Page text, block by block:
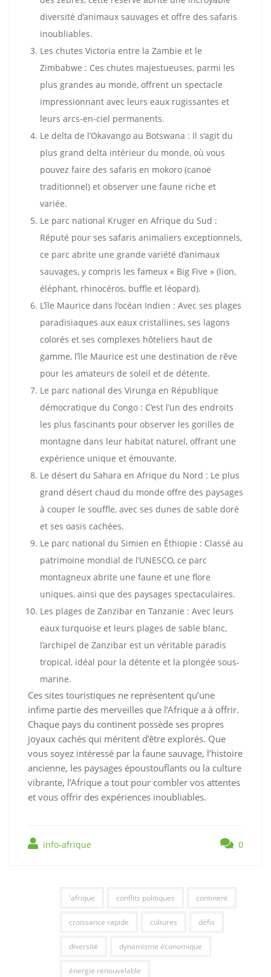
diversité d’animaux sauvages et offre des safaris
inoubliables.
Les chutes Victoria entre la Zambie et le
Zimbabwe : Ces chutes majestueuses, parmi les
plus grandes au monde, offrent un spectacle
impressionnant avec leurs eaux rugissantes et
leurs arcs-en-ciel permanents.
Le delta de l’Okavango au Botswana : Il s’agit du
plus grand delta intérieur du monde, où vous
pouvez faire des safaris en mokoro (canoë
traditionnel) et observer une faune riche et
variée.
Le parc national Kruger en Afrique du Sud :
Réputé pour ses safaris animaliers exceptionnels,
ce parc abrite une grande variété d’animaux
sauvages, y compris les fameux « Big Five » (lion,
éléphant, rhinocéros, buffle et léopard).
L’île Maurice dans l’océan Indien : Avec ses plages
paradisiaques aux eaux cristallines, ses lagons
colorés et ses complexes hôteliers haut de
gamme, l’île Maurice est une destination de rêve
pour les amateurs de soleil et de détente.
Le parc national des Virunga en République
démocratique du Congo : C’est l’un des endroits
les plus fascinants pour observer les gorilles de
montagne dans leur habitat naturel, offrant une
expérience unique et émouvante.
Le désert du Sahara en Afrique du Nord : Le plus
grand désert chaud du monde offre des paysages
à couper le souffle, avec ses dunes de sable doré
et ses oasis cachées.
Le parc national du Simien en Éthiopie : Classé au
patrimoine mondial de l’UNESCO, ce parc
montagneux abrite une faune et une flore
uniques, ainsi que des paysages spectaculaires.
Les plages de Zanzibar en Tanzanie : Avec leurs
eaux turquoise et leurs plages de sable blanc,
l’archipel de Zanzibar est un véritable paradis
tropical, idéal pour la détente et la plongée sous-
marine.
Ces sites touristiques ne représentent qu’une
infime partie des merveilles que l’Afrique a à offrir.
Chaque pays du continent possède ses propres
joyaux cachés qui méritent d’être explorés. Que
vous soyez intéressé par la faune sauvage, l’histoire
ancienne, les paysages époustouflants ou la culture
vibrante, l’Afrique a tout pour combler vos attentes
et vous offrir des expériences inoubliables.
info-afrique 0
'afrique conflits politiques continent
croissance rapide cultures défis
diversité dynamisme économique
énergie renouvelable